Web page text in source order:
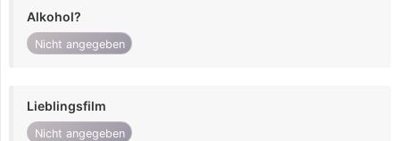
Alkohol?
Nicht angegeben
Lieblingsfilm
Nicht angegeben